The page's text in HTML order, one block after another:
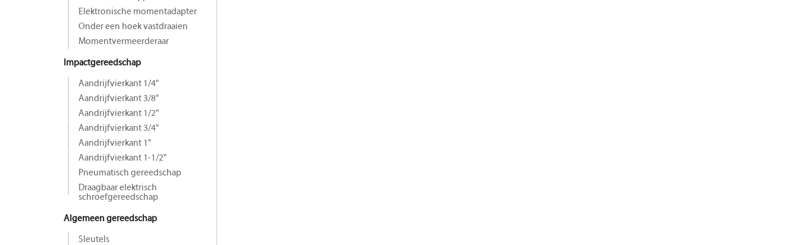
Elektronische momentadapter
Onder een hoek vastdraaien
Momentvermeerderaar
Impactgereedschap
Aandrijfvierkant 1/4"
Aandrijfvierkant 3/8"
Aandrijfvierkant 1/2"
Aandrijfvierkant 3/4"
Aandrijfvierkant 1"
Aandrijfvierkant 1-1/2"
Pneumatisch gereedschap
Draagbaar elektrisch
schroefgereedschap
Algemeen gereedschap
Sleutels